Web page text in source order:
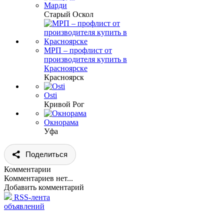
Марди
Старый Оскол
МРП – профлист от
производителя купить в
Красноярске
Красноярск
Osti
Кривой Рог
Окнорама
Уфа
Поделиться
Комментарии
Комментариев нет...
Добавить комментарий
RSS-лента
объявлений